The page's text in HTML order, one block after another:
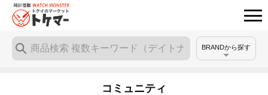
BRANDから探す
コミュニティ